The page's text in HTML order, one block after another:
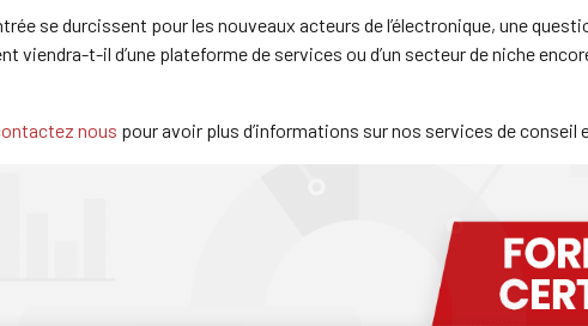
se durcissent pour les nouveaux acteurs de l’électronique, une
viendra-t-il d’une plateforme de services ou d’un secteur de niche
nous pour avoir plus d’informations sur nos services de conseil